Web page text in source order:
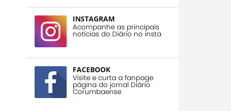
INSTAGRAM
Acompanhe as principais
notícias do Diário no insta
FACEBOOK
Visite e curta a fanpage
página do jornal Diário
Corumbaense